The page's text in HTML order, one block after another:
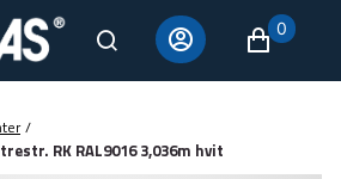
0
/
RK RAL9016 3,036m hvit